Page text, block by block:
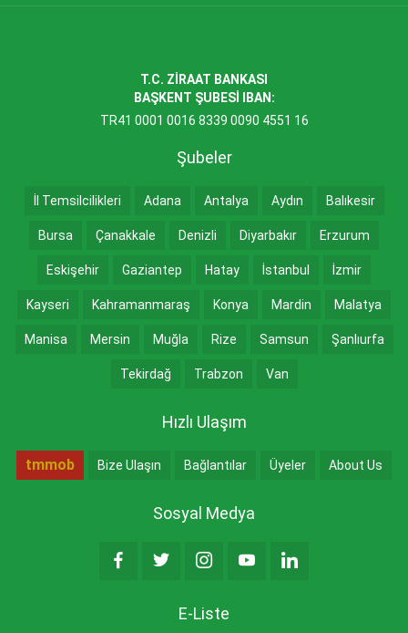
T.C. ZİRAAT BANKASI
BAŞKENT ŞUBESİ IBAN:
TR41 0001 0016 8339 0090 4551 16
Şubeler
İl Temsilcilikleri Adana Antalya Aydın Balıkesir
Bursa Çanakkale Denizli Diyarbakır Erzurum
Eskişehir Gaziantep Hatay İstanbul İzmir
Kayseri Kahramanmaraş Konya Mardin Malatya
Manisa Mersin Muğla Rize Samsun Şanlıurfa
Tekirdağ Trabzon Van
Hızlı Ulaşım
tmmob Bize Ulaşın Bağlantılar Üyeler About Us
Sosyal Medya
E-Liste